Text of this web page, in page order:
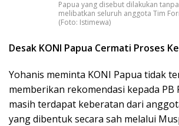
Papua yang disebut dilakukan tanpa
melibatkan seluruh anggota Tim
(Foto: Istimewa)
Desak KONI Papua Cermati Proses
Yohanis meminta KONI Papua tidak
memberikan rekomendasi kepada PB
masih terdapat keberatan dari
yang dibentuk secara sah melalui